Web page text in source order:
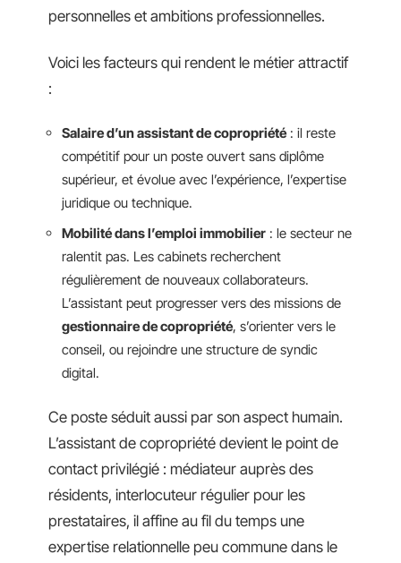
personnelles et ambitions professionnelles.
Voici les facteurs qui rendent le métier attractif
:
Salaire d’un assistant de copropriété : il reste
compétitif pour un poste ouvert sans diplôme
supérieur, et évolue avec l’expérience, l’expertise
juridique ou technique.
Mobilité dans l’emploi immobilier : le secteur ne
ralentit pas. Les cabinets recherchent
régulièrement de nouveaux collaborateurs.
L’assistant peut progresser vers des missions de
gestionnaire de copropriété, s’orienter vers le
conseil, ou rejoindre une structure de syndic
digital.
Ce poste séduit aussi par son aspect humain.
L’assistant de copropriété devient le point de
contact privilégié : médiateur auprès des
résidents, interlocuteur régulier pour les
prestataires, il affine au fil du temps une
expertise relationnelle peu commune dans le